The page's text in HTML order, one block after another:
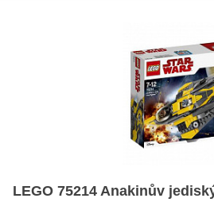
LEGO 75214 Anakinův